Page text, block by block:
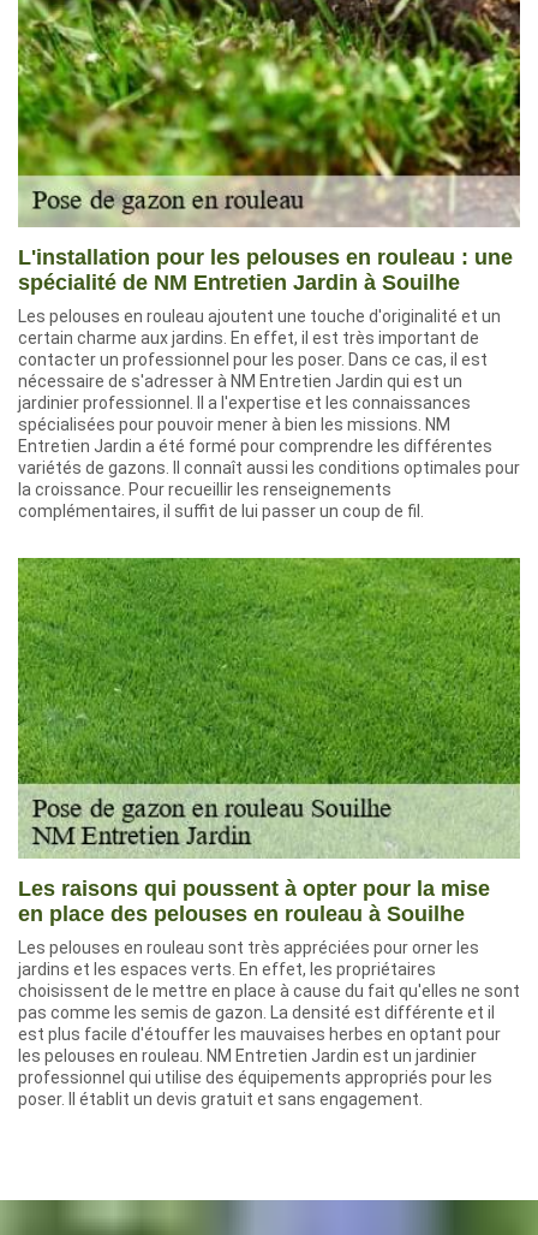
L'installation pour les pelouses en rouleau : une
spécialité de NM Entretien Jardin à Souilhe
Les pelouses en rouleau ajoutent une touche d'originalité et un
certain charme aux jardins. En effet, il est très important de
contacter un professionnel pour les poser. Dans ce cas, il est
nécessaire de s'adresser à NM Entretien Jardin qui est un
jardinier professionnel. Il a l'expertise et les connaissances
spécialisées pour pouvoir mener à bien les missions. NM
Entretien Jardin a été formé pour comprendre les différentes
variétés de gazons. Il connaît aussi les conditions optimales pour
la croissance. Pour recueillir les renseignements
complémentaires, il suffit de lui passer un coup de fil.
Les raisons qui poussent à opter pour la mise
en place des pelouses en rouleau à Souilhe
Les pelouses en rouleau sont très appréciées pour orner les
jardins et les espaces verts. En effet, les propriétaires
choisissent de le mettre en place à cause du fait qu'elles ne sont
pas comme les semis de gazon. La densité est différente et il
est plus facile d'étouffer les mauvaises herbes en optant pour
les pelouses en rouleau. NM Entretien Jardin est un jardinier
professionnel qui utilise des équipements appropriés pour les
poser. Il établit un devis gratuit et sans engagement.